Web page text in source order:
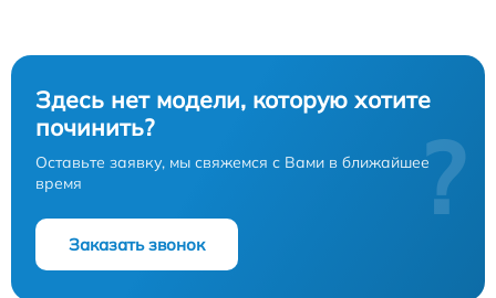
Здесь нет модели, которую хотите
починить?
Оставьте заявку, мы свяжемся с Вами в ближайшее
время
Заказать звонок
?